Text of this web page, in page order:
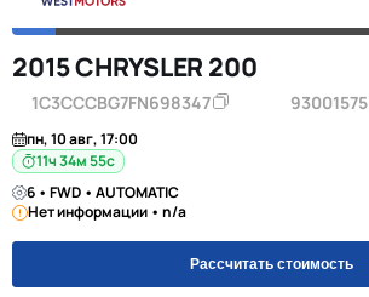
2015 CHRYSLER 200
1C3CCCBG7FN698347 93001575
пн, 10 авг, 17:00
11ч 34м 55с
6 • FWD • AUTOMATIC
Нет информации • n/a
Рассчитать стоимость